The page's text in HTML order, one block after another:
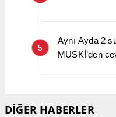
5
Aynı Ayda 2
MUSKİ’den
DİĞER HABERLER